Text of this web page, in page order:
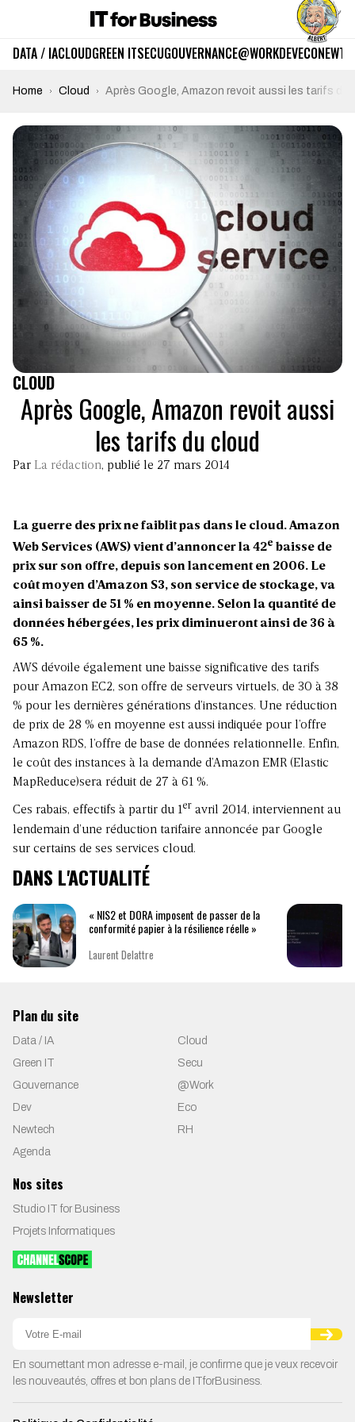
DATA / IACLOUDGREEN ITSECUGOUVERNANCE@WORKDEVECO
Home Cloud Après Google, Amazon revoit aussi les tarifs du
CLOUD
Après Google, Amazon revoit aussi
les tarifs du cloud
Par La rédaction, publié le 27 mars 2014
La guerre des prix ne faiblit pas dans le cloud. Amazon
Web Services (AWS) vient d’annoncer la 42e baisse de
prix sur son offre, depuis son lancement en 2006. Le
coût moyen d’Amazon S3, son service de stockage, va
ainsi baisser de 51 % en moyenne. Selon la quantité de
données hébergées, les prix diminueront ainsi de 36 à
65 %.
AWS dévoile également une baisse significative des tarifs
pour Amazon EC2, son offre de serveurs virtuels, de 30 à 38
% pour les dernières générations d’instances. Une réduction
de prix de 28 % en moyenne est aussi indiquée pour l’offre
Amazon RDS, l’offre de base de données relationnelle. Enfin,
le coût des instances à la demande d’Amazon EMR (Elastic
MapReduce)sera réduit de 27 à 61 %.
Ces rabais, effectifs à partir du 1er avril 2014, interviennent au
lendemain d’une réduction tarifaire annoncée par Google
sur certains de ses services cloud.
DANS L'ACTUALITÉ
« NIS2 et DORA imposent de passer de la
conformité papier à la résilience réelle »
Laurent Delattre
Plan du site
Data / IA
Cloud
Green IT
Secu
Gouvernance
@Work
Dev
Eco
Newtech
RH
Agenda
Nos sites
Studio IT for Business
Projets Informatiques
Newsletter
En soumettant mon adresse e-mail, je confirme que je veux recevoir
les nouveautés, offres et bon plans de ITforBusiness.